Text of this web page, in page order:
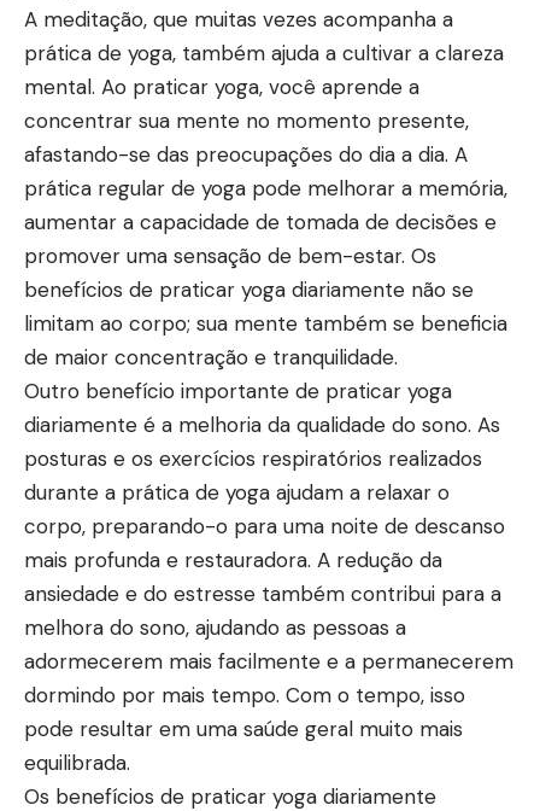
A meditação, que muitas vezes acompanha a
prática de yoga, também ajuda a cultivar a clareza
mental. Ao praticar yoga, você aprende a
concentrar sua mente no momento presente,
afastando-se das preocupações do dia a dia. A
prática regular de yoga pode melhorar a memória,
aumentar a capacidade de tomada de decisões e
promover uma sensação de bem-estar. Os
benefícios de praticar yoga diariamente não se
limitam ao corpo; sua mente também se beneficia
de maior concentração e tranquilidade.
Outro benefício importante de praticar yoga
diariamente é a melhoria da qualidade do sono. As
posturas e os exercícios respiratórios realizados
durante a prática de yoga ajudam a relaxar o
corpo, preparando-o para uma noite de descanso
mais profunda e restauradora. A redução da
ansiedade e do estresse também contribui para a
melhora do sono, ajudando as pessoas a
adormecerem mais facilmente e a permanecerem
dormindo por mais tempo. Com o tempo, isso
pode resultar em uma saúde geral muito mais
equilibrada.
Os benefícios de praticar yoga diariamente